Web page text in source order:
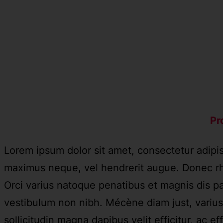
Lorem ipsum dolor sit amet, consectetur
maximus neque, vel hendrerit augue. Donec
Orci varius natoque penatibus et magnis dis
vestibulum non nibh. Mécène diam just,
sollicitudin magna dapibus velit efficitur, ac